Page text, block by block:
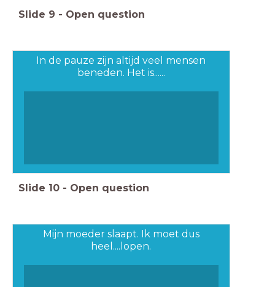
Slide 9 - Open question
In de pauze zijn altijd veel mensen
beneden. Het is......
Slide 10 - Open question
Mijn moeder slaapt. Ik moet dus
heel....lopen.